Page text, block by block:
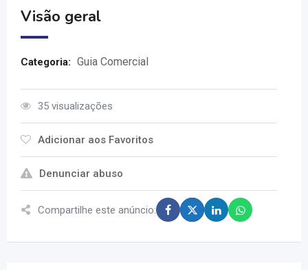
Visão geral
Categoria: Guia Comercial
35 visualizações
Adicionar aos Favoritos
Denunciar abuso
Compartilhe este anúncio: